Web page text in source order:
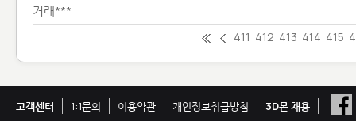
거래***
411 412 413 414 415
고객센터 1:1문의 이용약관 개인정보취급방침
3D몬 채용